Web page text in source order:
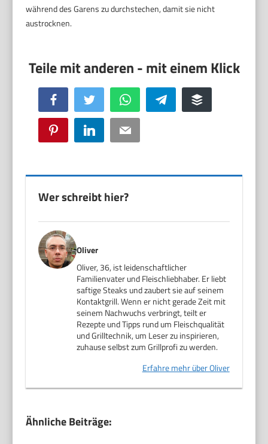
während des Garens zu durchstechen, damit sie nicht
austrocknen.
Facebook Twitter WhatsApp Telegram Buffer
Pinterest LinkedIn Email
Wer schreibt hier?
Oliver
Oliver, 36, ist leidenschaftlicher
Familienvater und Fleischliebhaber. Er liebt
saftige Steaks und zaubert sie auf seinem
Kontaktgrill. Wenn er nicht gerade Zeit mit
seinem Nachwuchs verbringt, teilt er
Rezepte und Tipps rund um Fleischqualität
und Grilltechnik, um Leser zu inspirieren,
zuhause selbst zum Grillprofi zu werden.
Erfahre mehr über Oliver
Ähnliche Beiträge: